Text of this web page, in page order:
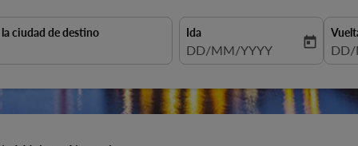
la ciudad de destino Ida
fc-booking-departure-date-
DD/MM/YYYY today fc-
DD/